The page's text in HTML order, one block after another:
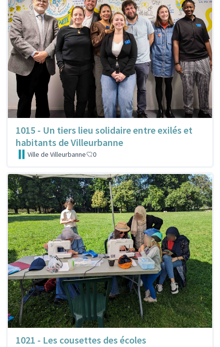
1015 - Un tiers lieu solidaire entre exilés et
habitants de Villeurbanne
Ville de Villeurbanne 0
1021 - Les cousettes des écoles